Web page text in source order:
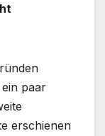
paar
erschienen